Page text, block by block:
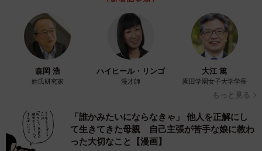
森岡 浩
姓氏研究家
ハイヒール・リンゴ
漫才師
大江 篤
園田学園女子大学学長
もっと見る
「誰かみたいにならなきゃ」 他人を正解にし
て生きてきた母親 自己主張が苦手な娘に教わ
った大切なこと【漫画】